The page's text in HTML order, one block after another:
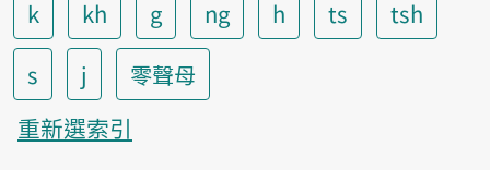
k
kh g ng h ts
tsh
s
j
零聲母
重新選索引